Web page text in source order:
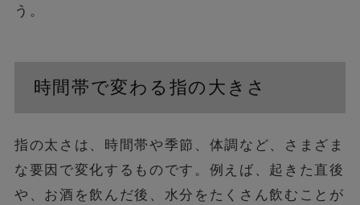
う。
時間帯で変わる指の大きさ
指の太さは、時間帯や季節、体調など、さまざま
な要因で変化するものです。例えば、起きた直後
や、お酒を飲んだ後、水分をたくさん飲むことが